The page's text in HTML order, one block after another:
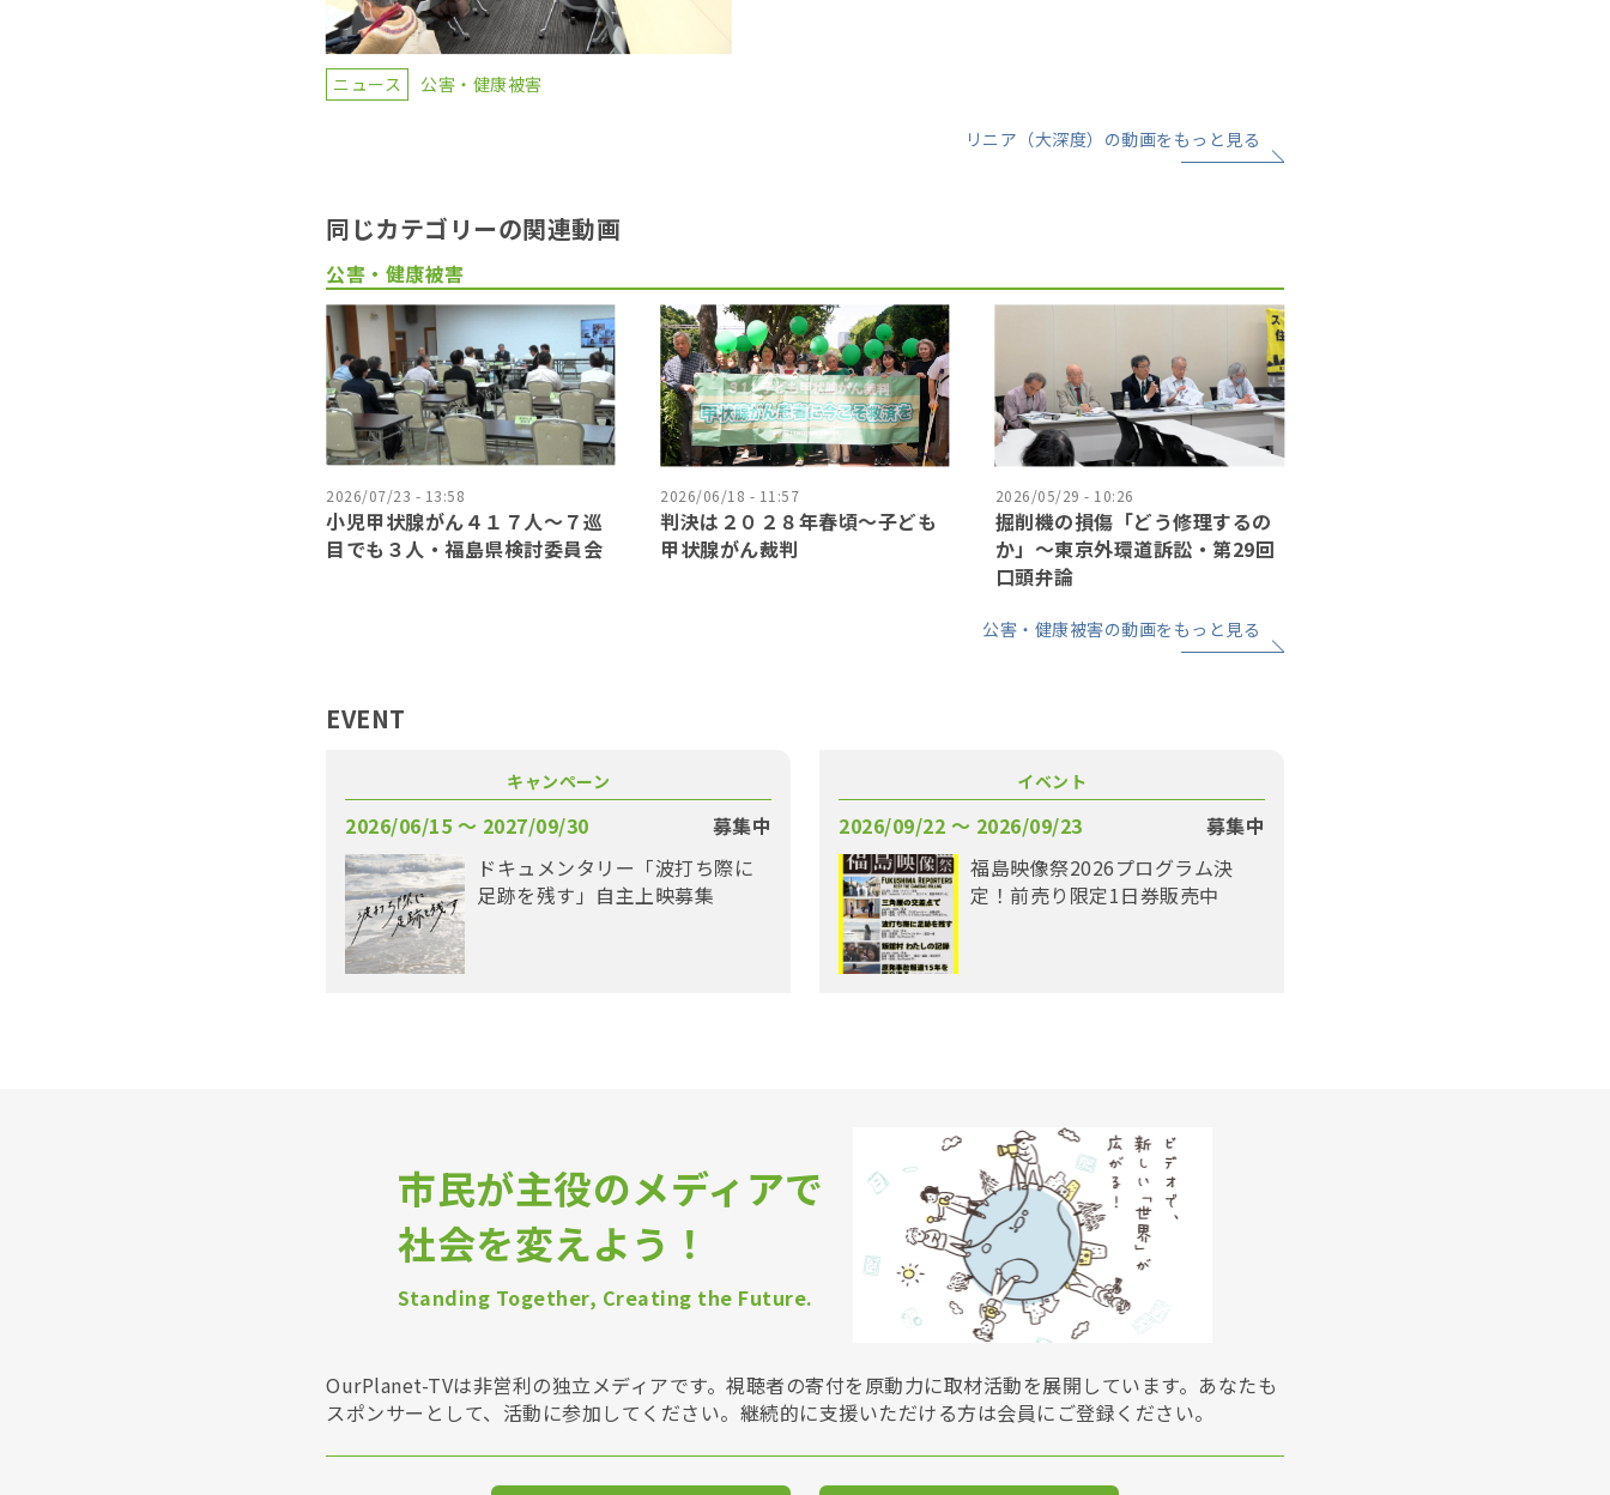
ニュース 公害・健康被害
リニア（大深度）の動画をもっと見る
同じカテゴリーの関連動画
公害・健康被害
2026/07/23 - 13:58
小児甲状腺がん４１７人〜７巡
目でも３人・福島県検討委員会
2026/06/18 - 11:57
判決は２０２８年春頃〜子ども
甲状腺がん裁判
2026/05/29 - 10:26
掘削機の損傷「どう修理するの
か」〜東京外環道訴訟・第29回
口頭弁論
公害・健康被害の動画をもっと見る
EVENT
キャンペーン
2026/06/15 〜 2027/09/30
募集中
ドキュメンタリー「波打ち際に
足跡を残す」自主上映募集
イベント
2026/09/22 〜 2026/09/23
募集中
福島映像祭2026プログラム決
定！前売り限定1日券販売中
市民が主役のメディアで
社会を変えよう！
Standing Together, Creating the Future.
OurPlanet-TVは非営利の独立メディアです。視聴者の寄付を原動力に取材活動を展開しています。あなたも
スポンサーとして、活動に参加してください。継続的に支援いただける方は会員にご登録ください。